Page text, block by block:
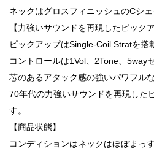
ネックはグロスフィニッシュのCシェ
【力強いサウンドを再現したピックア
ピックアップはSingle-Coil Stratを搭
コントロールは1Vol、2Tone、5way
芯のあるアタック感の強いパワフル
70年代の力強いサウンドを再現した
す。
【商品状態】
コンディションはネックはほぼまっす